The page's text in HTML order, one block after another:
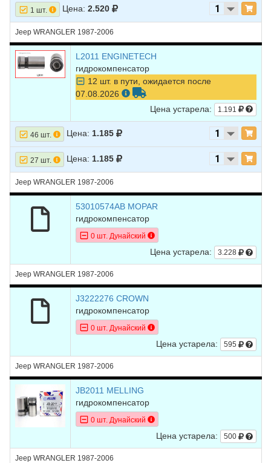
1 шт. Цена: 2.520
Jeep WRANGLER 1987-2006
L2011 ENGINETECH
гидрокомпенсатор
12 шт. в пути, ожидается после
07.08.2026
Цена устарела:
1.191
46 шт. Цена: 1.185
27 шт. Цена: 1.185
Jeep WRANGLER 1987-2006
53010574AB MOPAR
гидрокомпенсатор
0 шт. Дунайский
Цена устарела: 3.228
Jeep WRANGLER 1987-2006
J3222276 CROWN
гидрокомпенсатор
0 шт. Дунайский
Цена устарела: 595
Jeep WRANGLER 1987-2006
JB2011 MELLING
гидрокомпенсатор
0 шт. Дунайский
Цена устарела: 500
Jeep WRANGLER 1987-2006